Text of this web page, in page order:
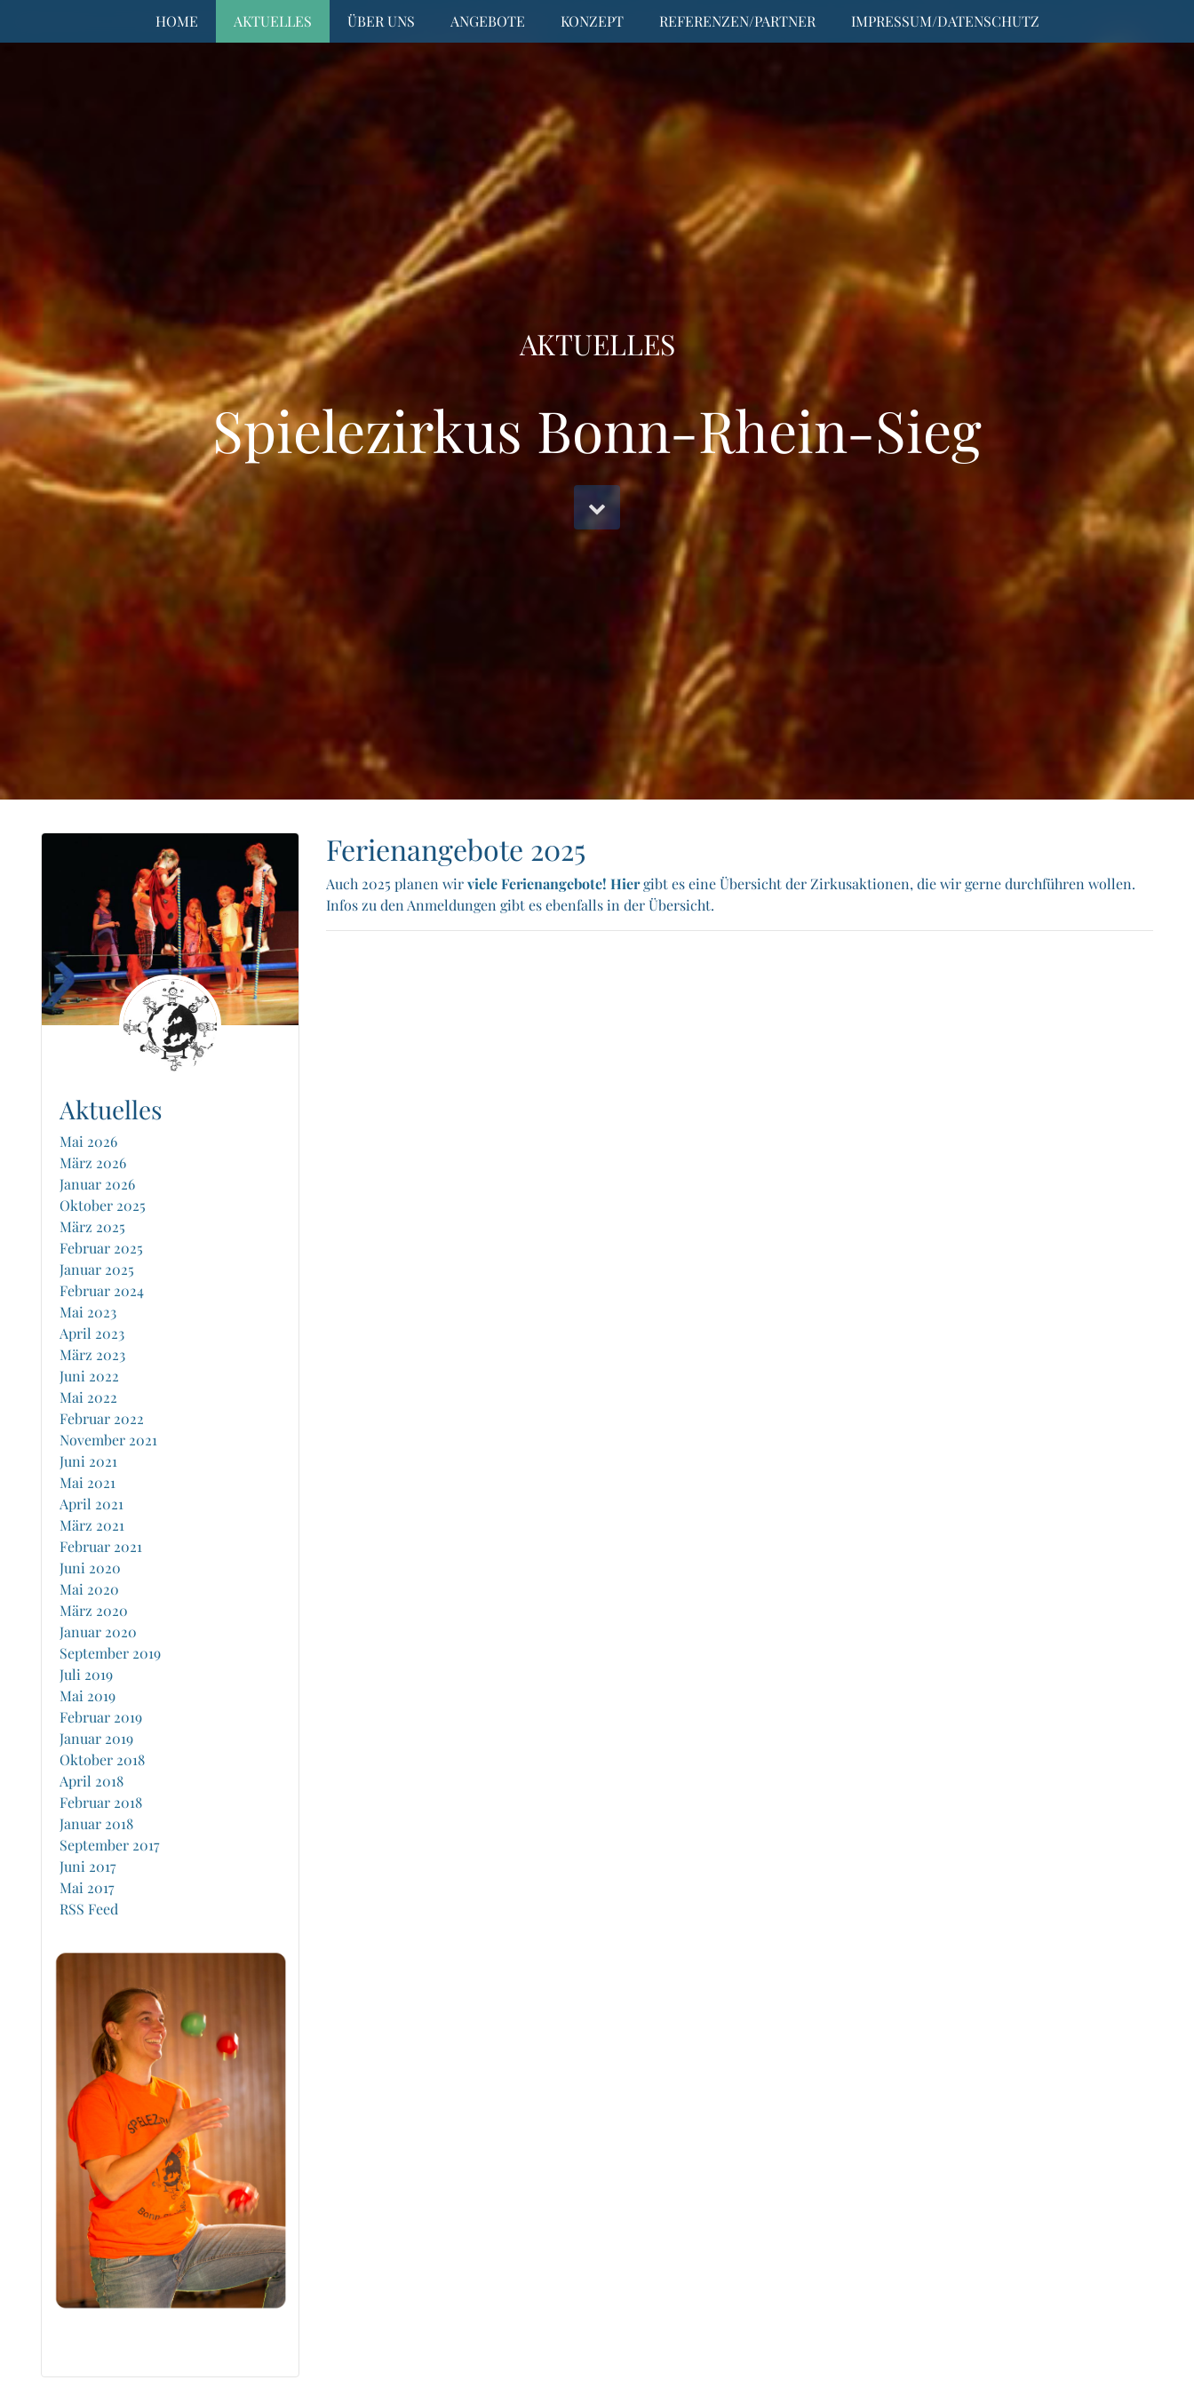
HOME AKTUELLES ÜBER UNS ANGEBOTE KONZEPT REFERENZEN/PARTNER IMPRESSUM/DATENSCHUTZ
AKTUELLES
Spielezirkus Bonn-Rhein-Sieg
Aktuelles
Mai 2026
März 2026
Januar 2026
Oktober 2025
März 2025
Februar 2025
Januar 2025
Februar 2024
Mai 2023
April 2023
März 2023
Juni 2022
Mai 2022
Februar 2022
November 2021
Juni 2021
Mai 2021
April 2021
März 2021
Februar 2021
Juni 2020
Mai 2020
März 2020
Januar 2020
September 2019
Juli 2019
Mai 2019
Februar 2019
Januar 2019
Oktober 2018
April 2018
Februar 2018
Januar 2018
September 2017
Juni 2017
Mai 2017
RSS Feed
Ferienangebote 2025
Auch 2025 planen wir viele Ferienangebote! Hiergibt es eine Übersicht der Zirkusaktionen, die wir gerne durchführen wollen.
Infos zu den Anmeldungen gibt es ebenfalls in der Übersicht.